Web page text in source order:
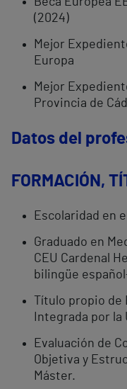
(2024)
Mejor
Europa
Mejor
Provincia de
Datos del
FORMACIÓN,
Escolaridad en
Graduado en
CEU Cardenal
bilingüe
Título propio
Integrada por la
Evaluación de
Objetiva y
Máster.